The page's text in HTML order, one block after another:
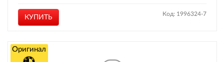
КУПИТЬ Код: 1996324-7
Оригинал